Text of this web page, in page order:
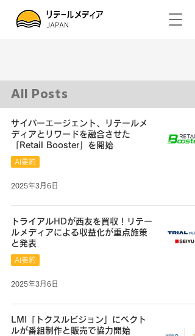
All Posts
サイバーエージェント、リテールメ
ディアとリワードを融合させた
「Retail Booster」を開始
AI要約
2025年3月6日
トライアルHDが西友を買収！リテー
ルメディアによる収益化が重点施策
と発表
AI要約
2025年3月6日
LMI「トクスルビジョン」にベクト
ルが番組制作と販売で協力開始